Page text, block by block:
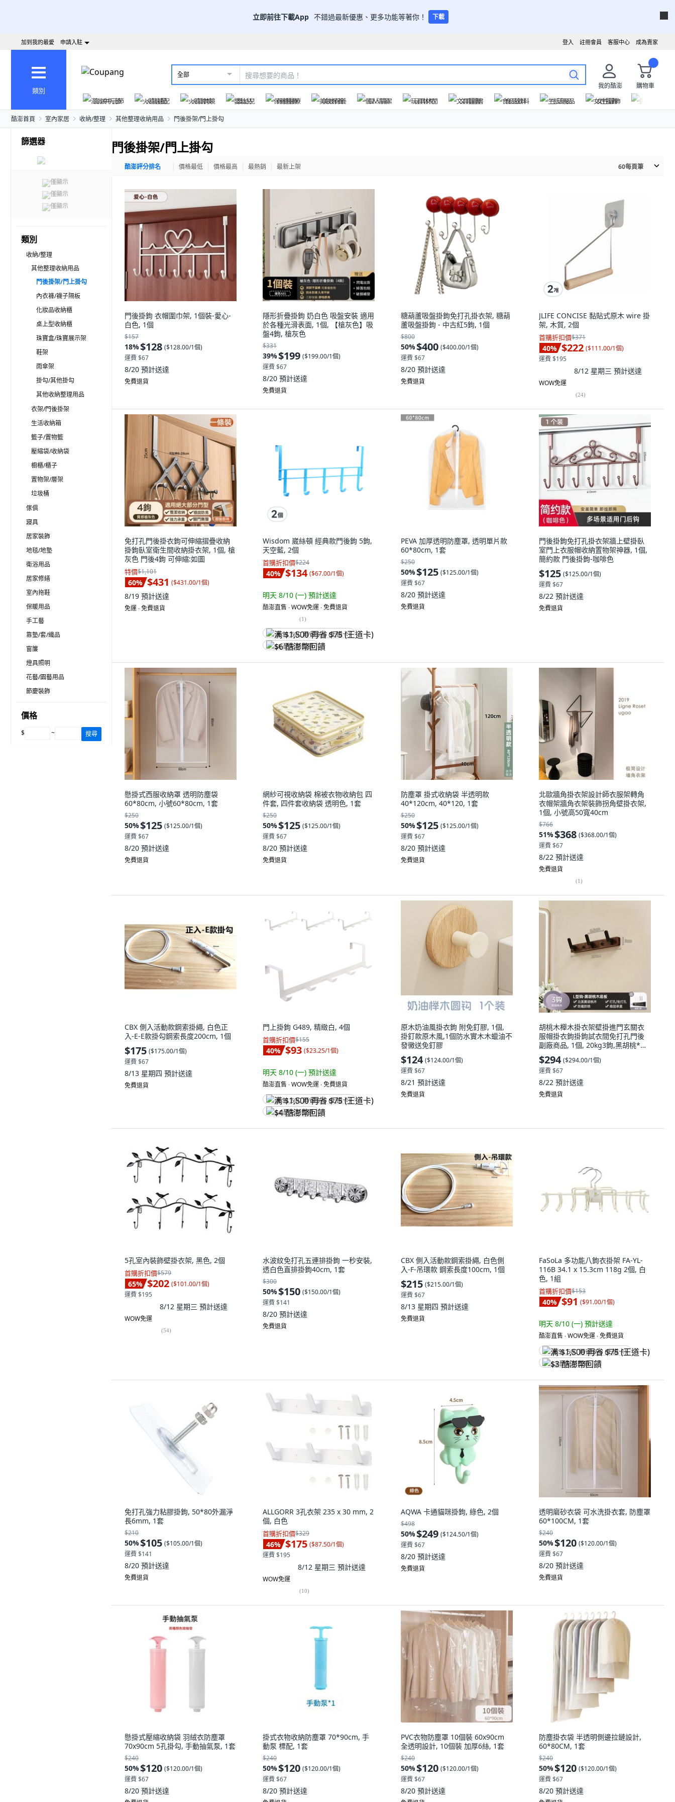
立即前往下載App 不錯過最新優惠、更多功能等著你！ 下載
成為賣家
客服中心
註冊會員
登入
加到我的最愛 申請入駐
類別
全部
我的酷澎
購物車
澎派中元節
火箭速配 火箭跨境 嬰幼兒 保健醫療 美妝保養 個人清潔 玩具休閒 文具圖書 食品飲料 生活用品 女性服飾
酷澎首頁 室內家居 收納/整理 其他整理收納用品 門後掛架/門上掛勾
篩選器
僅顯示
僅顯示
僅顯示
類別
收納/整理
其他整理收納用品
門後掛架/門上掛勾
內衣褲/襪子隔板
化妝品收納櫃
桌上型收納櫃
珠寶盒/珠寶展示架
鞋架
雨傘架
掛勾/其他掛勾
其他收納整理用品
衣架/門後掛架
生活收納箱
籃子/置物籃
壓縮袋/收納袋
櫥櫃/櫃子
置物架/層架
垃圾桶
傢俱
寢具
居家裝飾
地毯/地墊
衛浴用品
居家修繕
室內拖鞋
保暖用品
手工藝
靠墊/套/織品
窗簾
燈具照明
花藝/園藝用品
節慶裝飾
價格
$ ~ 搜尋
門後掛架/門上掛勾
酷澎評分排名 價格最低 價格最高 最熱銷 最新上架 60每頁筆
門後掛鉤 衣帽圍巾架, 1個裝-愛心-
白色, 1個
$157
18%$128 ($128.00/1個)
運費 $67
8/20 預計送達
免費退貨
隱形折疊掛鉤 奶白色 吸盤安裝 適用
於各種光滑表面, 1個, 【槍灰色】吸
盤4鉤, 槍灰色
$331
39%$199 ($199.00/1個)
運費 $67
8/20 預計送達
免費退貨
糖葫蘆吸盤掛鉤免打孔掛衣架, 糖葫
蘆吸盤掛鉤 - 中古紅5鉤, 1個
$800
50%$400 ($400.00/1個)
運費 $67
8/20 預計送達
免費退貨
JLIFE CONCISE 黏貼式原木 wire 掛
架, 木質, 2個
首購折扣價$371
40% $222 ($111.00/1個)
運費 $195
8/12 星期三 預計送達
WOW免運
(24)
免打孔門後掛衣鉤可伸縮摺疊收納
掛鉤臥室衛生間收納掛衣架, 1個, 槍
灰色 門後4鉤 可伸縮:如圖
特價$1,101
60% $431 ($431.00/1個)
8/19 預計送達
免運 ∙ 免費退貨
Wisdom 崴絲頓 經典款門後鉤 5鉤,
天空藍, 2個
首購折扣價$224
40% $134 ($67.00/1個)
明天 8/10 (一) 預計送達
酷澎直售 ∙ WOW免運 ∙ 免費退貨
(1)
满 $1,500 再省 $75 (王道卡)
$6 酷澎幣回饋
PEVA 加厚透明防塵罩, 透明單片款
60*80cm, 1套
$250
50%$125 ($125.00/1個)
運費 $67
8/20 預計送達
免費退貨
門後掛鉤免打孔掛衣架牆上壁掛臥
室門上衣服帽收納置物架神器, 1個,
簡約款 門後掛鉤-咖啡色
$125 ($125.00/1個)
運費 $67
8/22 預計送達
免費退貨
懸掛式西服收納罩 透明防塵袋
60*80cm, 小號60*80cm, 1套
$250
50%$125 ($125.00/1個)
運費 $67
8/20 預計送達
免費退貨
網紗可視收納袋 棉被衣物收納包 四
件套, 四件套收納袋 透明色, 1套
$250
50%$125 ($125.00/1個)
運費 $67
8/20 預計送達
免費退貨
防塵罩 掛式收納袋 半透明款
40*120cm, 40*120, 1套
$250
50%$125 ($125.00/1個)
運費 $67
8/20 預計送達
免費退貨
北歐牆角掛衣架設計師衣服架轉角
衣帽架牆角衣架裝飾拐角壁掛衣架,
1個, 小號高50寬40cm
$766
51%$368 ($368.00/1個)
運費 $67
8/22 預計送達
免費退貨
(1)
CBX 側入活動款鋼索掛繩, 白色正
入-E-E款掛勾鋼索長度200cm, 1個
$175 ($175.00/1個)
運費 $67
8/13 星期四 預計送達
免費退貨
門上掛鉤 G489, 精緻白, 4個
首購折扣價$155
40% $93 ($23.25/1個)
明天 8/10 (一) 預計送達
酷澎直售 ∙ WOW免運 ∙ 免費退貨
满 $1,500 再省 $75 (王道卡)
$4 酷澎幣回饋
原木奶油風掛衣鉤 附免釘膠, 1個,
掛釘款原木風,1個防水實木木蠟油不
發黴送免釘膠
$124 ($124.00/1個)
運費 $67
8/21 預計送達
免費退貨
胡桃木櫸木掛衣架壁掛進門玄關衣
服帽掛衣鉤掛鉤試衣間免打孔門後
副廠商品, 1個, 20kg3鉤,黑胡桃*無
異味*不傷衣, 黑色
$294 ($294.00/1個)
運費 $67
8/22 預計送達
免費退貨
5孔室內裝飾壁掛衣架, 黑色, 2個
首購折扣價$579
65% $202 ($101.00/1個)
運費 $195
8/12 星期三 預計送達
WOW免運
(54)
水波紋免打孔五連排掛鉤 一秒安裝,
透白色直排掛鉤40cm, 1套
$300
50%$150 ($150.00/1個)
運費 $141
8/20 預計送達
免費退貨
CBX 側入活動款鋼索掛繩, 白色側
入-F-吊環款 鋼索長度100cm, 1個
$215 ($215.00/1個)
運費 $67
8/13 星期四 預計送達
免費退貨
FaSoLa 多功能八鉤衣掛架 FA-YL-
116B 34.1 x 15.3cm 118g 2個, 白
色, 1組
首購折扣價$153
40% $91 ($91.00/1個)
明天 8/10 (一) 預計送達
酷澎直售 ∙ WOW免運 ∙ 免費退貨
满 $1,500 再省 $75 (王道卡)
$3 酷澎幣回饋
免打孔強力粘膠掛鉤, 50*80外漏淨
長6mm, 1套
$210
50%$105 ($105.00/1個)
運費 $141
8/20 預計送達
免費退貨
ALLGORR 3孔衣架 235 x 30 mm, 2
個, 白色
首購折扣價$329
46% $175 ($87.50/1個)
運費 $195
8/12 星期三 預計送達
WOW免運
(10)
AQWA 卡通貓咪掛鉤, 綠色, 2個
$498
50%$249 ($124.50/1個)
運費 $67
8/20 預計送達
免費退貨
透明磨砂衣袋 可水洗掛衣套, 防塵罩
60*100CM, 1套
$240
50%$120 ($120.00/1個)
運費 $67
8/20 預計送達
免費退貨
懸掛式壓縮收納袋 羽絨衣防塵罩
70x90cm 5孔掛勾, 手動抽氣泵, 1套
$240
50%$120 ($120.00/1個)
運費 $67
8/20 預計送達
掛式衣物收納防塵罩 70*90cm, 手
動泵 標配, 1套
$240
50%$120 ($120.00/1個)
運費 $67
8/20 預計送達
PVC衣物防塵罩 10個裝 60x90cm
全透明設計, 10個裝 加厚6絲, 1套
$240
50%$120 ($120.00/1個)
運費 $67
8/20 預計送達
防塵掛衣袋 半透明側邊拉鏈設計,
60*80CM, 1套
$240
50%$120 ($120.00/1個)
運費 $67
8/20 預計送達